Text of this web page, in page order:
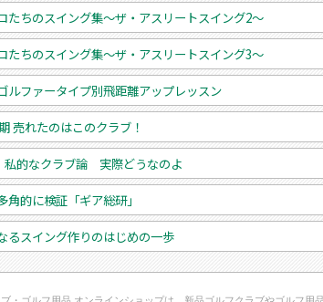
たちのスイング集～ザ・アスリートスイング2～
たちのスイング集～ザ・アスリートスイング3～
ルファータイプ別飛距離アップレッスン
売れたのはこのクラブ！
私的なクラブ論 実際どうなのよ
角的に検証「ギア総研」
るスイング作りのはじめの一歩